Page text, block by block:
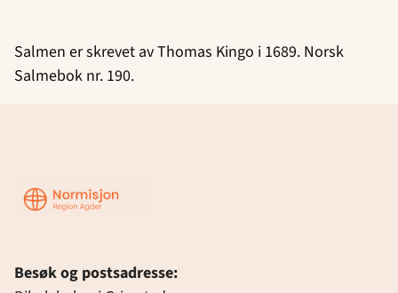
Salmen er skrevet av Thomas Kingo i 1689. Norsk
Salmebok nr. 190.
Region
Agder
Besøk og postsadresse: